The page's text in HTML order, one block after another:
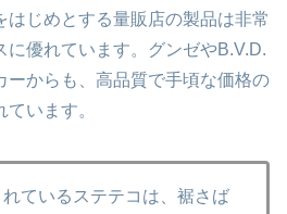
はじめとする量販店の製品は非常
に優れています。グンゼやB.V.D.
ーからも、高品質で手頃な価格の
います。
ているステテコは、裾さば